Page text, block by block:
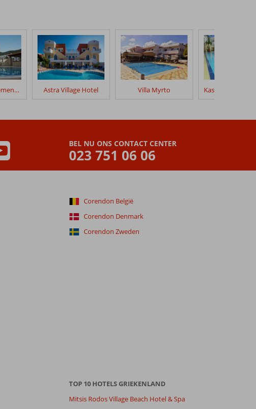
Melina Appartementen Astra Village Hotel Villa Myrto
BEL NU ONS CONTACT CENTER
023 751 06 06
Corendon België
Corendon Denmark
Corendon Zweden
TOP 10 HOTELS GRIEKENLAND
Mitsis Rodos Village Beach Hotel & Spa